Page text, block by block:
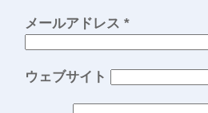
メールアドレス *
ウェブサイト